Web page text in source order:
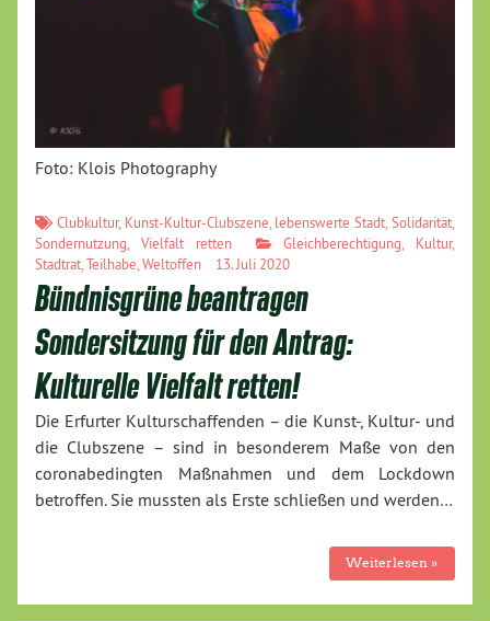
Foto: Klois Photography
Clubkultur, Kunst-Kultur-Clubszene lebenswerte Stadt ,Solidarität
Sondernutzung ,Vielfalt retten Gleichberechtigung Kultur,
Stadtrat Teilhabe Weltoffen 13. Juli 2020
Bündnisgrüne beantragen
Sondersitzung für den Antrag:
Kulturelle Vielfalt retten!
Die Erfurter Kulturschaffenden – die Kunst-, Kultur- und
die Clubszene – sind in besonderem Maße von den
coronabedingten Maßnahmen und dem Lockdown
betroffen. Sie mussten als Erste schließen und werden…
Weiterlesen »